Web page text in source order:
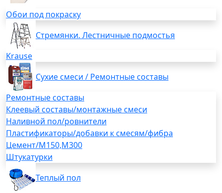
Обои под покраску
Стремянки. Лестничные подмостья
Krause
Сухие смеси / Ремонтные составы
Ремонтные составы
Клеевый составы/монтажные смеси
Наливной пол/ровнители
Пластификаторы/добавки к смесям/фибра
Цемент/М150,М300
Штукатурки
Теплый пол